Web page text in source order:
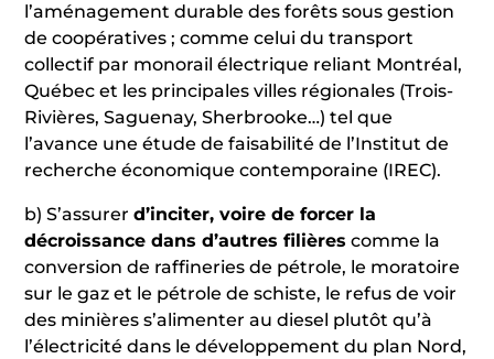
l’aménagement durable des forêts sous gestion
de coopératives ; comme celui du transport
collectif par monorail électrique reliant Montréal,
Québec et les principales villes régionales (Trois-
Rivières, Saguenay, Sherbrooke…) tel que
l’avance une étude de faisabilité de l’Institut de
recherche économique contemporaine (IREC).
b) S’assurerd’inciter, voire de forcer la
décroissance dans d’autres filières comme la
conversion de raffineries de pétrole, le moratoire
sur le gaz et le pétrole de schiste, le refus de voir
des minières s’alimenter au diesel plutôt qu’à
l’électricité dans le développement du plan Nord,